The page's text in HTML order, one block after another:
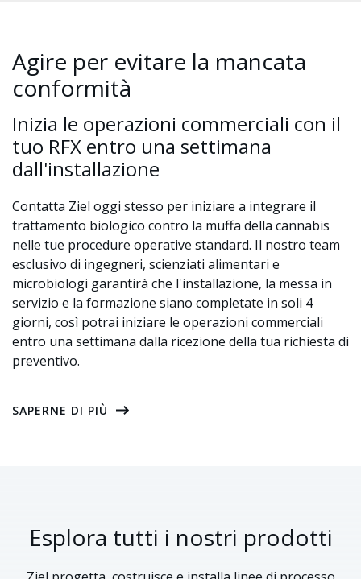
Agire per evitare la mancata
conformità
Inizia le operazioni commerciali con il
tuo RFX entro una settimana
dall'installazione
Contatta Ziel oggi stesso per iniziare a integrare il
trattamento biologico contro la muffa della cannabis
nelle tue procedure operative standard. Il nostro team
esclusivo di ingegneri, scienziati alimentari e
microbiologi garantirà che l'installazione, la messa in
servizio e la formazione siano completate in soli 4
giorni, così potrai iniziare le operazioni commerciali
entro una settimana dalla ricezione della tua richiesta di
preventivo.
SAPERNE DI PIÙ
Esplora tutti i nostri prodotti